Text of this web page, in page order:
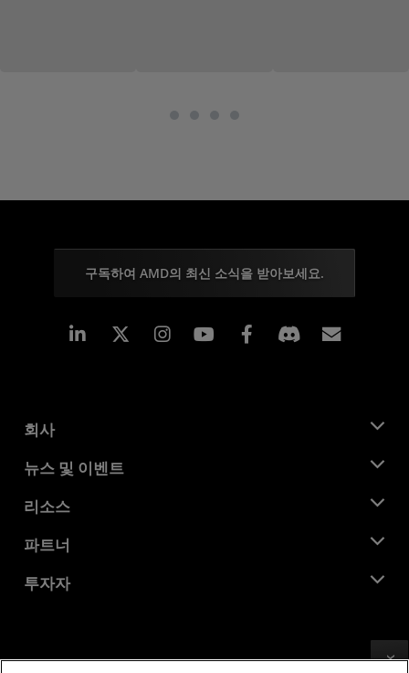
구독하여 AMD의 최신 소식을 받아보세요.
Linkedin Instagram Facebook
회사
AMD 소개
기업의 사회적 책임
채용
문의하기
뉴스 및 이벤트
뉴스룸
미디어 라이브러리
리소스
개발자 센트럴
사례 연구
파트너
AMD 파트너 허브
투자자
이사위원회